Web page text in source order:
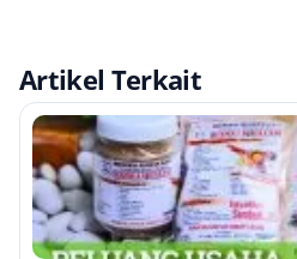
Artikel Terkait